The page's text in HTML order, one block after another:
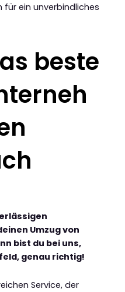
für ein unverbindliches
beste
Umzug von
bist du bei uns,
genau richtig!
Service, der